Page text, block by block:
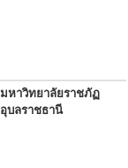
มหาวิทยาลัยราชภัฏ
อุบลราชธานี